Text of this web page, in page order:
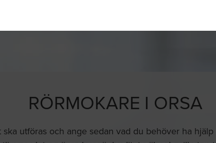
RÖRMOKARE I ORSA
utföras och ange sedan vad du behöver ha